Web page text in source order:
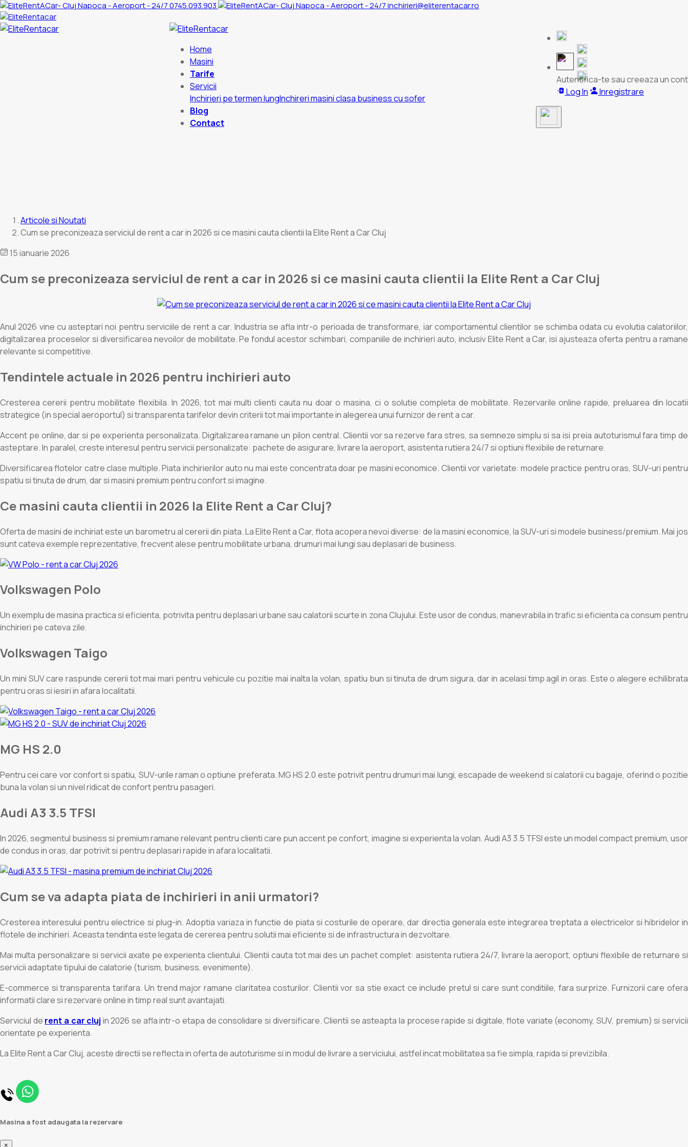
0745.093.903 inchirieri@eliterentacar.ro
Home
Masini
Tarife
Servicii
Inchirieri pe termen lungInchireri masini clasa business cu sofer
Blog
Contact
Autentifica-te sau creeaza un cont
Log In
Inregistrare
Articole si Noutati
Cum se preconizeaza serviciul de rent a car in 2026 si ce masini cauta clientii la Elite Rent a Car Cluj
15 ianuarie 2026
Cum se preconizeaza serviciul de rent a car in 2026 si ce masini cauta clientii la Elite Rent a Car Cluj
Anul 2026 vine cu asteptari noi pentru serviciile de rent a car. Industria se afla intr-o perioada de transformare, iar comportamentul clientilor se schimba odata cu evolutia calatoriilor,
digitalizarea proceselor si diversificarea nevoilor de mobilitate. Pe fondul acestor schimbari, companiile de inchirieri auto, inclusiv Elite Rent a Car, isi ajusteaza oferta pentru a ramane
relevante si competitive.
Tendintele actuale in 2026 pentru inchirieri auto
Cresterea cererii pentru mobilitate flexibila. In 2026, tot mai multi clienti cauta nu doar o masina, ci o solutie completa de mobilitate. Rezervarile online rapide, preluarea din locatii
strategice (in special aeroportul) si transparenta tarifelor devin criterii tot mai importante in alegerea unui furnizor de rent a car.
Accent pe online, dar si pe experienta personalizata. Digitalizarea ramane un pilon central. Clientii vor sa rezerve fara stres, sa semneze simplu si sa isi preia autoturismul fara timp de
asteptare. In paralel, creste interesul pentru servicii personalizate: pachete de asigurare, livrare la aeroport, asistenta rutiera 24/7 si optiuni flexibile de returnare.
Diversificarea flotelor catre clase multiple. Piata inchirierilor auto nu mai este concentrata doar pe masini economice. Clientii vor varietate: modele practice pentru oras, SUV-uri pentru
spatiu si tinuta de drum, dar si masini premium pentru confort si imagine.
Ce masini cauta clientii in 2026 la Elite Rent a Car Cluj?
Oferta de masini de inchiriat este un barometru al cererii din piata. La Elite Rent a Car, flota acopera nevoi diverse: de la masini economice, la SUV-uri si modele business/premium. Mai jos
sunt cateva exemple reprezentative, frecvent alese pentru mobilitate urbana, drumuri mai lungi sau deplasari de business.
Volkswagen Polo
Un exemplu de masina practica si eficienta, potrivita pentru deplasari urbane sau calatorii scurte in zona Clujului. Este usor de condus, manevrabila in trafic si eficienta ca consum pentru
inchirieri pe cateva zile.
Volkswagen Taigo
Un mini SUV care raspunde cererii tot mai mari pentru vehicule cu pozitie mai inalta la volan, spatiu bun si tinuta de drum sigura, dar in acelasi timp agil in oras. Este o alegere echilibrata
pentru oras si iesiri in afara localitatii.
MG HS 2.0
Pentru cei care vor confort si spatiu, SUV-urile raman o optiune preferata. MG HS 2.0 este potrivit pentru drumuri mai lungi, escapade de weekend si calatorii cu bagaje, oferind o pozitie
buna la volan si un nivel ridicat de confort pentru pasageri.
Audi A3 3.5 TFSI
In 2026, segmentul business si premium ramane relevant pentru clienti care pun accent pe confort, imagine si experienta la volan. Audi A3 3.5 TFSI este un model compact premium, usor
de condus in oras, dar potrivit si pentru deplasari rapide in afara localitatii.
Cum se va adapta piata de inchirieri in anii urmatori?
Cresterea interesului pentru electrice si plug-in. Adoptia variaza in functie de piata si costurile de operare, dar directia generala este integrarea treptata a electricelor si hibridelor in
flotele de inchirieri. Aceasta tendinta este legata de cererea pentru solutii mai eficiente si de infrastructura in dezvoltare.
Mai multa personalizare si servicii axate pe experienta clientului. Clientii cauta tot mai des un pachet complet: asistenta rutiera 24/7, livrare la aeroport, optiuni flexibile de returnare si
servicii adaptate tipului de calatorie (turism, business, evenimente).
E-commerce si transparenta tarifara. Un trend major ramane claritatea costurilor. Clientii vor sa stie exact ce include pretul si care sunt conditiile, fara surprize. Furnizorii care ofera
informatii clare si rezervare online in timp real sunt avantajati.
Serviciul de rent a car cluj in 2026 se afla intr-o etapa de consolidare si diversificare. Clientii se asteapta la procese rapide si digitale, flote variate (economy, SUV, premium) si servicii
orientate pe experienta.
La Elite Rent a Car Cluj, aceste directii se reflecta in oferta de autoturisme si in modul de livrare a serviciului, astfel incat mobilitatea sa fie simpla, rapida si previzibila.
Masina a fost adaugata la rezervare
×